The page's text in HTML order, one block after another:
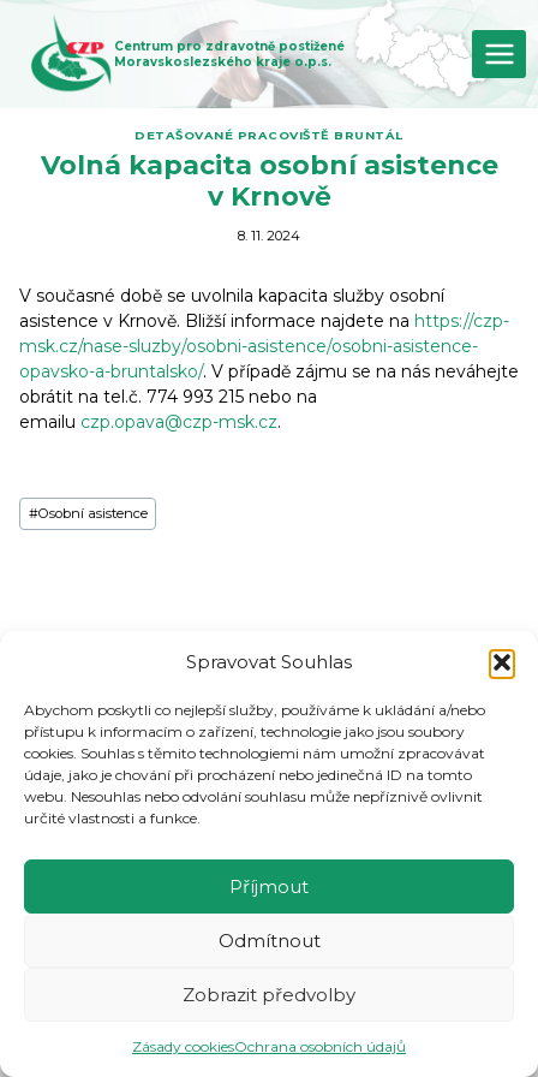
Spravovat Souhlas
Abychom poskytli co nejlepší služby, používáme k ukládání a/nebo
přístupu k informacím o zařízení, technologie jako jsou soubory
cookies. Souhlas s těmito technologiemi nám umožní zpracovávat
údaje, jako je chování při procházení nebo jedinečná ID na tomto
webu. Nesouhlas nebo odvolání souhlasu může nepříznivě ovlivnit
určité vlastnosti a funkce.
Příjmout
Odmítnout
Zobrazit předvolby
Zásady cookiesOchrana osobních údajů
Přeskočit
obsah
Centrum pro zdravotně postižené
Moravskoslezského kraje o.p.s.
DETAŠOVANÉ PRACOVIŠTĚ BRUNTÁL
Volná kapacita osobní asistence
v Krnově
8. 11. 2024
V současné době se uvolnila kapacita služby osobní
asistence v Krnově. Bližší informace najdete na https://czp-
msk.cz/nase-sluzby/osobni-asistence/osobni-asistence-
opavsko-a-bruntalsko/. V případě zájmu se na nás neváhejte
obrátit na tel.č. 774 993 215 nebo na
emailu czp.opava@czp-msk.cz.
Štítky
příspěvků:
#Osobní asistence